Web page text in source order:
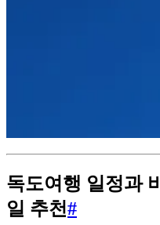
독도여행 일정과
일 추천#